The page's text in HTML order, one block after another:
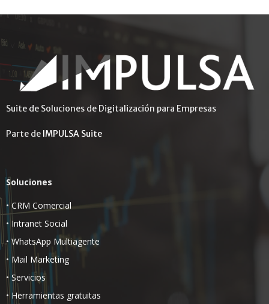
Suite de Soluciones de Digitalización para Empresas
Parte de IMPULSA Suite
Soluciones
•CRM Comercial
• Intranet Social
• WhatsApp Multiagente
• Mail Marketing
• Servicios
•Herramientas gratuitas